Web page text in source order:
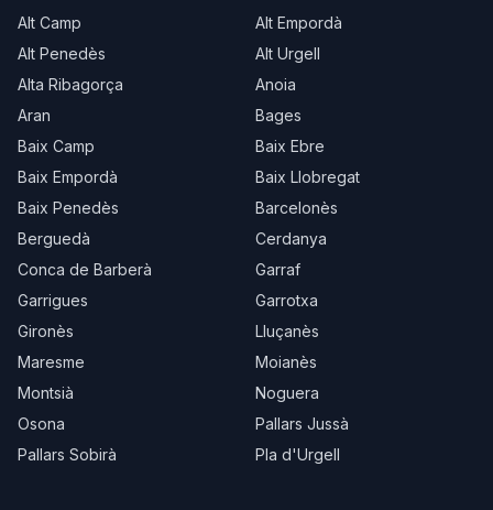
Alt Camp
Alt Empordà
Alt Penedès
Alt Urgell
Alta Ribagorça
Anoia
Aran
Bages
Baix Camp
Baix Ebre
Baix Empordà
Baix Llobregat
Baix Penedès
Barcelonès
Berguedà
Cerdanya
Conca de Barberà
Garraf
Garrigues
Garrotxa
Gironès
Lluçanès
Maresme
Moianès
Montsià
Noguera
Osona
Pallars Jussà
Pallars Sobirà
Pla d'Urgell